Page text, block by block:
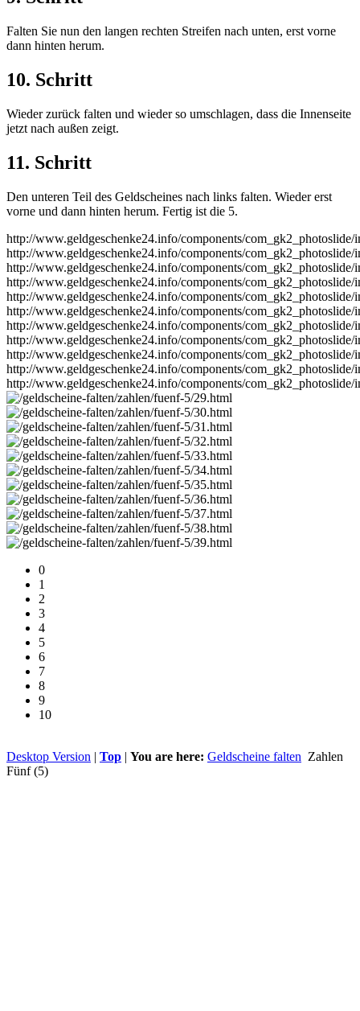
Falten Sie nun den langen rechten Streifen nach unten, erst vorne
dann hinten herum.
10. Schritt
Wieder zurück falten und wieder so umschlagen, dass die Innenseite
jetzt nach außen zeigt.
11. Schritt
Den unteren Teil des Geldscheines nach links falten. Wieder erst
vorne und dann hinten herum. Fertig ist die 5.
http://www.geldgeschenke24.info/components/com_gk2_photoslide/
http://www.geldgeschenke24.info/components/
http://www.geldgeschenke24.info/components/
http://www.geldgeschenke24.info/components/
http://www.geldgeschenke24.info/components/
http://www.geldgeschenke24.info/components/
http://www.geldgeschenke24.info/components/
http://www.geldgeschenke24.info/components/
http://www.geldgeschenke24.info/components/
http://www.geldgeschenke24.info/components/
http://www.geldgeschenke24.info/components/
0
1
2
3
4
5
6
7
8
9
10
Desktop Version | Top | You are here: Geldscheine falten Zahlen
Fünf (5)